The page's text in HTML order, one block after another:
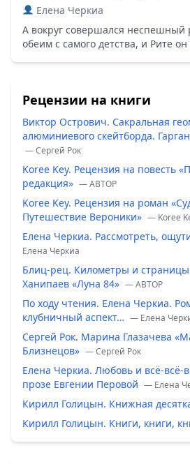
Елена Черкиа
А вокруг совершался неспешный
обеим с самого детства, и Рите
Рецензии на книги
Виктор Острович. Сакральная
алюминиевого скейтборда.
— Сергей Рок
Koree Key. Рецензия на повесть
редакция» — ABTOP
Koree Key. Рецензия на роман
Путешествие Вероники» — Koree
Елена Черкиа. Рассмотреть,
Елена Черкиа
Блиц-рец. Километры и
Ханипаев «Луна 84» — ABTOP
По ходу чтения. Елена Черкиа.
клубничный аспект… — Елена
Сергей Рок. Марина Глазачева
Близнецов» — Сергей Рок
Елена Черкиа. Любовь и всё-
прозе Евгении Перовой — Елена
Кирилл Голицын. Книжная
Кирилл Голицын. Книги, книги,